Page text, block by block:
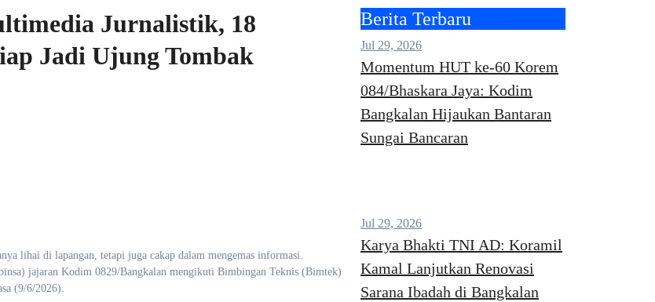
Jurnalistik, 18
Jadi Ujung Tombak
lihai di lapangan, tetapi juga cakap dalam mengemas informasi.
jajaran Kodim 0829/Bangkalan mengikuti Bimbingan Teknis (Bimtek)
(9/6/2026).
Berita Terbaru
Jul 29, 2026
Momentum HUT ke-60 Korem
084/Bhaskara Jaya: Kodim
Bangkalan Hijaukan Bantaran
Sungai Bancaran
Jul 29, 2026
Karya Bhakti TNI AD: Koramil
Kamal Lanjutkan Renovasi
Sarana Ibadah di Bangkalan